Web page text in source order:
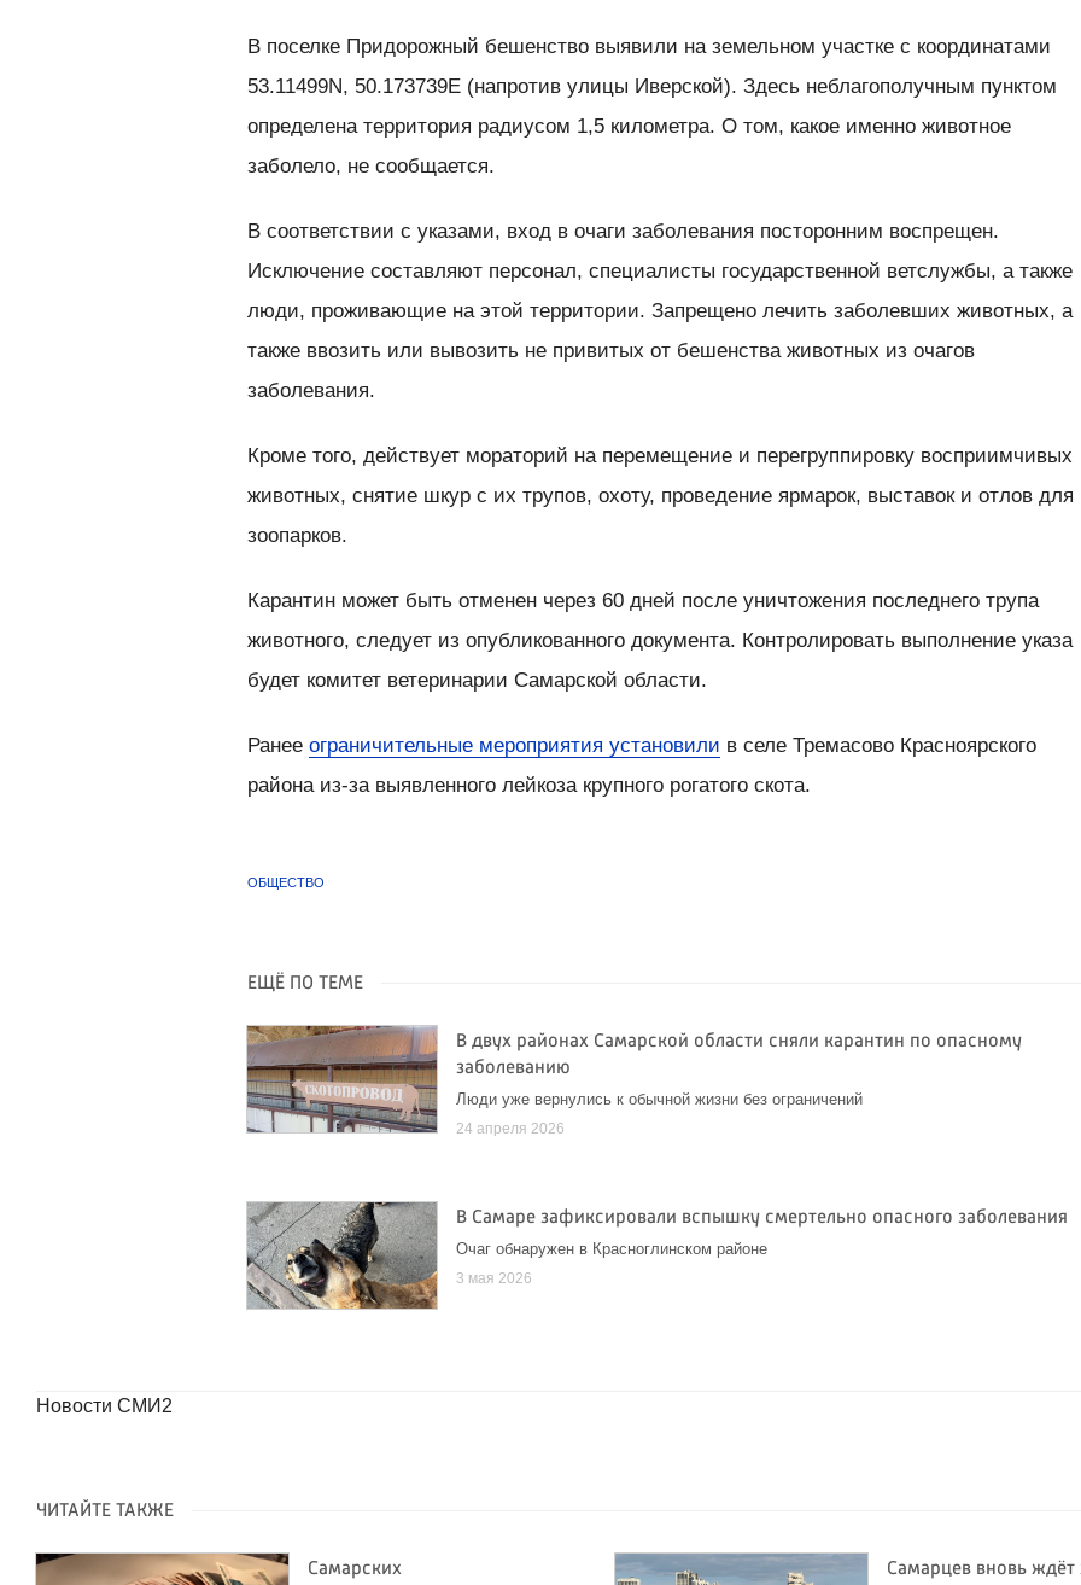
В поселке Придорожный бешенство выявили на земельном участке с координатами
53.11499N, 50.173739E (напротив улицы Иверской). Здесь неблагополучным пунктом
определена территория радиусом 1,5 километра. О том, какое именно животное
заболело, не сообщается.
В соответствии с указами, вход в очаги заболевания посторонним воспрещен.
Исключение составляют персонал, специалисты государственной ветслужбы, а также
люди, проживающие на этой территории. Запрещено лечить заболевших животных, а
также ввозить или вывозить не привитых от бешенства животных из очагов
заболевания.
Кроме того, действует мораторий на перемещение и перегруппировку восприимчивых
животных, снятие шкур с их трупов, охоту, проведение ярмарок, выставок и отлов для
зоопарков.
Карантин может быть отменен через 60 дней после уничтожения последнего трупа
животного, следует из опубликованного документа. Контролировать выполнение указа
будет комитет ветеринарии Самарской области.
Ранееограничительные мероприятия установили в селе Тремасово Красноярского
района из-за выявленного лейкоза крупного рогатого скота.
ОБЩЕСТВО
ЕЩЁ ПО ТЕМЕ
В двух районах Самарской области сняли карантин по опасному
заболеванию
Люди уже вернулись к обычной жизни без ограничений
24 апреля 2026
В Самаре зафиксировали вспышку смертельно опасного заболевания
Очаг обнаружен в Красноглинском районе
3 мая 2026
Новости СМИ2
ЧИТАЙТЕ ТАКЖЕ
Самарских
Самарцев вновь ждёт